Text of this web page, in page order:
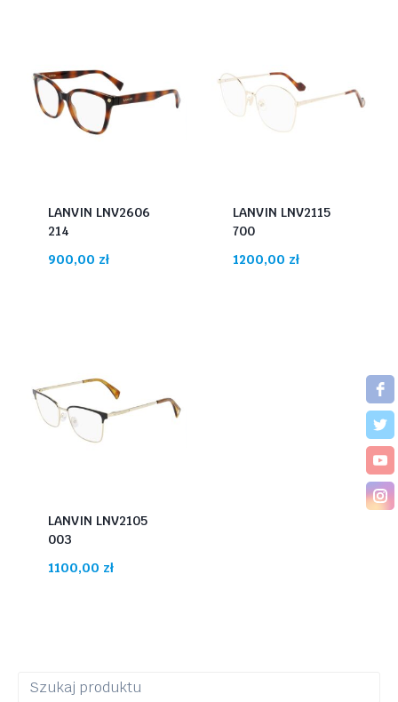
LANVIN LNV2606
214
900,00 zł
LANVIN LNV2115
700
1200,00 zł
LANVIN LNV2105
003
1100,00 zł